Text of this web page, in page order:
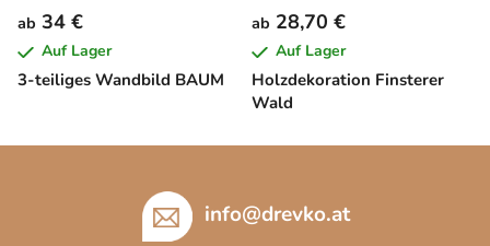
3-teiliges Wandbild BAUM
ab 34 €
Auf Lager
Holzdekoration Finsterer
Wald
ab 28,70 €
Auf Lager
info@drevko.at